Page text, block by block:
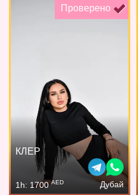
Проверено
КЛЕР
1h: 1700AED Дубай